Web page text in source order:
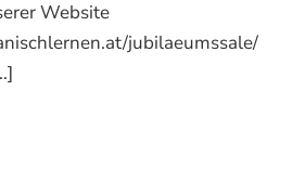
Website
jubilaeumssale/